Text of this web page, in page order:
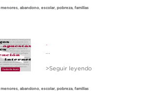
menores, abandono, escolar, pobreza, familias
.
>Seguir leyendo
menores, abandono, escolar, pobreza, familias